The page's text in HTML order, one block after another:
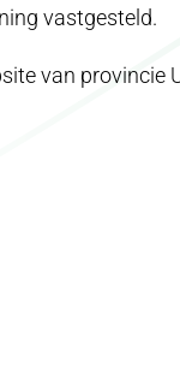
vastgesteld.
van provincie